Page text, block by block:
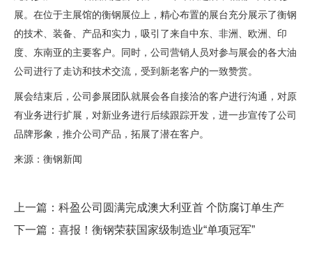
展。在位于主展馆的衡钢展位上，精心布置的展台充分展示了衡钢
的技术、装备、产品和实力，吸引了来自中东、非洲、欧洲、印
度、东南亚的主要客户。同时，公司营销人员对参与展会的各大油
公司进行了走访和技术交流，受到新老客户的一致赞赏。
展会结束后，公司参展团队就展会各自接洽的客户进行沟通，对原
有业务进行扩展，对新业务进行后续跟踪开发，进一步宣传了公司
品牌形象，推介公司产品，拓展了潜在客户。
来源：衡钢新闻
上一篇：科盈公司圆满完成澳大利亚首 个防腐订单生产
下一篇：喜报！衡钢荣获国家级制造业“单项冠军”